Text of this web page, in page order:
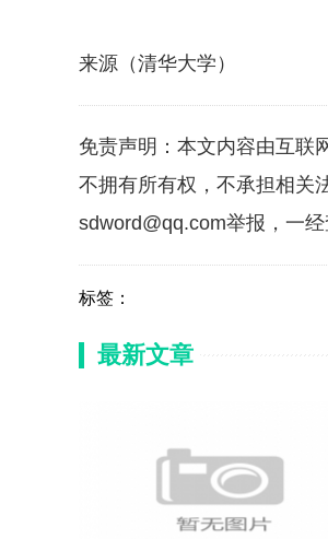
来源（清华大学）
免责声明：本文内容由互联
不拥有所有权，不承担相关
sdword@qq.com举报，一经
标签：
最新文章